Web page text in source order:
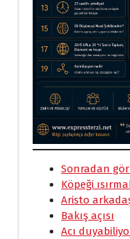
Sonradan
Köpeği
Aristo
Bakış açısı
Acı